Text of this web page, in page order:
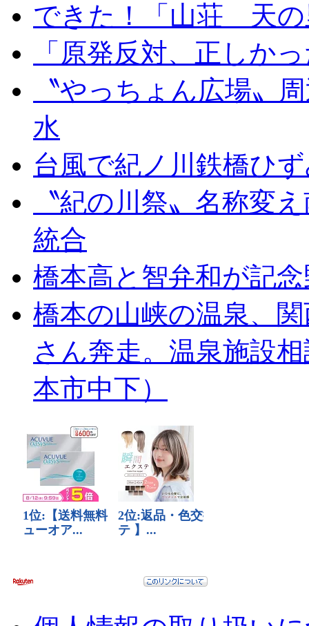
できた！「山荘 天の
「原発反対、正しか
〝やっちょん広場〟
水
台風で紀ノ川鉄橋ひ
〝紀の川祭〟名称変
統合
橋本高と智弁和が記
橋本の山峡の温泉、
さん奔走。温泉施設
本市中下）